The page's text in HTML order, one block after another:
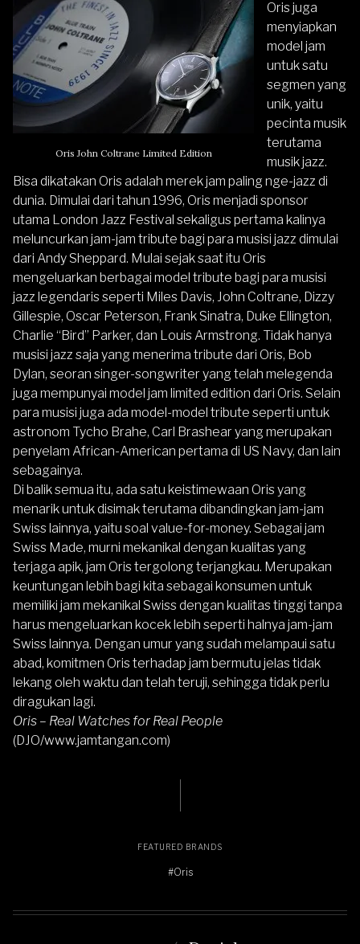
Oris John Coltrane Limited Edition
Oris juga
menyiapkan
model jam
untuk satu
segmen yang
unik, yaitu
pecinta musik
terutama
musik jazz.
Bisa dikatakan Oris adalah merek jam paling nge-jazz di
dunia. Dimulai dari tahun 1996, Oris menjadi sponsor
utama London Jazz Festival sekaligus pertama kalinya
meluncurkan jam-jam tribute bagi para musisi jazz dimulai
dari Andy Sheppard. Mulai sejak saat itu Oris
mengeluarkan berbagai model tribute bagi para musisi
jazz legendaris seperti Miles Davis, John Coltrane, Dizzy
Gillespie, Oscar Peterson, Frank Sinatra, Duke Ellington,
Charlie “Bird” Parker, dan Louis Armstrong. Tidak hanya
musisi jazz saja yang menerima tribute dari Oris, Bob
Dylan, seoran singer-songwriter yang telah melegenda
juga mempunyai model jam limited edition dari Oris. Selain
para musisi juga ada model-model tribute seperti untuk
astronom Tycho Brahe, Carl Brashear yang merupakan
penyelam African-American pertama di US Navy, dan lain
sebagainya.
Di balik semua itu, ada satu keistimewaan Oris yang
menarik untuk disimak terutama dibandingkan jam-jam
Swiss lainnya, yaitu soal value-for-money. Sebagai jam
Swiss Made, murni mekanikal dengan kualitas yang
terjaga apik, jam Oris tergolong terjangkau. Merupakan
keuntungan lebih bagi kita sebagai konsumen untuk
memiliki jam mekanikal Swiss dengan kualitas tinggi tanpa
harus mengeluarkan kocek lebih seperti halnya jam-jam
Swiss lainnya. Dengan umur yang sudah melampaui satu
abad, komitmen Oris terhadap jam bermutu jelas tidak
lekang oleh waktu dan telah teruji, sehingga tidak perlu
diragukan lagi.
Oris – Real Watches for Real People
(DJO/www.jamtangan.com)
FEATURED BRANDS
#Oris